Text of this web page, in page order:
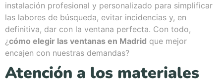
instalación profesional y personalizado para simplificar
las labores de búsqueda, evitar incidencias y, en
definitiva, dar con la ventana perfecta. Con todo,
¿cómo elegir las ventanas en Madrid que mejor
encajen con nuestras demandas?
Atención a los materiales